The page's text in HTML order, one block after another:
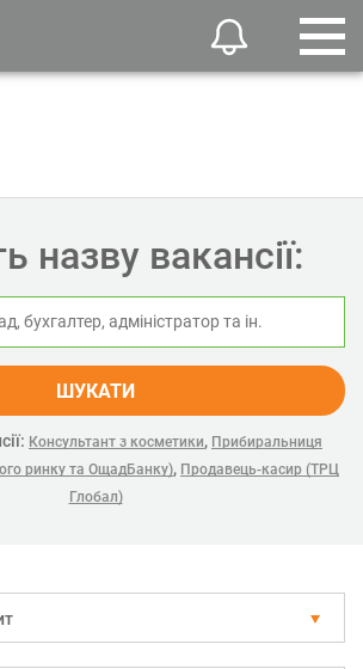
назву вакансії:
ШУКАТИ
Консультант з косметики, Прибиральниця
ринку та ОщадБанку), Продавець-касир (ТРЦ
Глобал)